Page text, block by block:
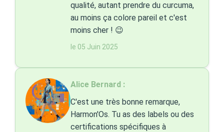
qualité, autant prendre du curcuma,
au moins ça colore pareil et c'est
moins cher ! 😉
le 05 Juin 2025
Alice Bernard :
C'est une très bonne remarque,
Harmon'Os. Tu as des labels ou des
certifications spécifiques à